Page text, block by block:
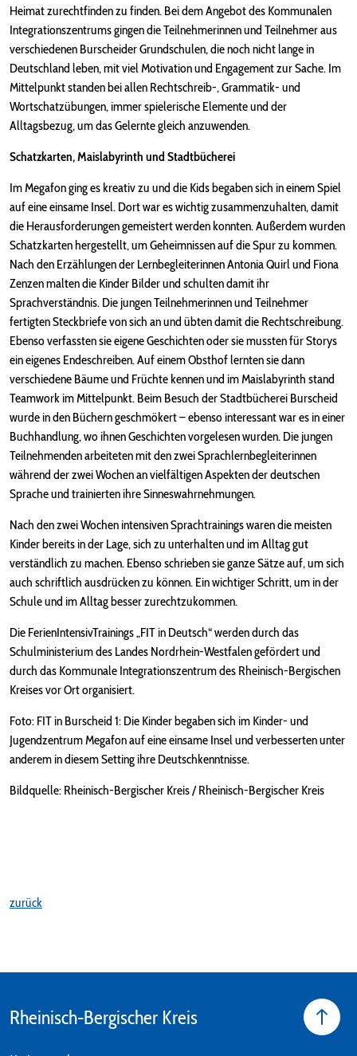
Heimat zurechtfinden zu finden. Bei dem Angebot des Kommunalen
Integrationszentrums gingen die Teilnehmerinnen und Teilnehmer aus
verschiedenen Burscheider Grundschulen, die noch nicht lange in
Deutschland leben, mit viel Motivation und Engagement zur Sache. Im
Mittelpunkt standen bei allen Rechtschreib-, Grammatik- und
Wortschatzübungen, immer spielerische Elemente und der
Alltagsbezug, um das Gelernte gleich anzuwenden.
Schatzkarten, Maislabyrinth und Stadtbücherei
Im Megafon ging es kreativ zu und die Kids begaben sich in einem Spiel
auf eine einsame Insel. Dort war es wichtig zusammenzuhalten, damit
die Herausforderungen gemeistert werden konnten. Außerdem wurden
Schatzkarten hergestellt, um Geheimnissen auf die Spur zu kommen.
Nach den Erzählungen der Lernbegleiterinnen Antonia Quirl und Fiona
Zenzen malten die Kinder Bilder und schulten damit ihr
Sprachverständnis. Die jungen Teilnehmerinnen und Teilnehmer
fertigten Steckbriefe von sich an und übten damit die Rechtschreibung.
Ebenso verfassten sie eigene Geschichten oder sie mussten für Storys
ein eigenes Endeschreiben. Auf einem Obsthof lernten sie dann
verschiedene Bäume und Früchte kennen und im Maislabyrinth stand
Teamwork im Mittelpunkt. Beim Besuch der Stadtbücherei Burscheid
wurde in den Büchern geschmökert – ebenso interessant war es in einer
Buchhandlung, wo ihnen Geschichten vorgelesen wurden. Die jungen
Teilnehmenden arbeiteten mit den zwei Sprachlernbegleiterinnen
während der zwei Wochen an vielfältigen Aspekten der deutschen
Sprache und trainierten ihre Sinneswahrnehmungen.
Nach den zwei Wochen intensiven Sprachtrainings waren die meisten
Kinder bereits in der Lage, sich zu unterhalten und im Alltag gut
verständlich zu machen. Ebenso schrieben sie ganze Sätze auf, um sich
auch schriftlich ausdrücken zu können. Ein wichtiger Schritt, um in der
Schule und im Alltag besser zurechtzukommen.
Die FerienIntensivTrainings „FIT in Deutsch“ werden durch das
Schulministerium des Landes Nordrhein-Westfalen gefördert und
durch das Kommunale Integrationszentrum des Rheinisch-Bergischen
Kreises vor Ort organisiert.
Foto: FIT in Burscheid 1: Die Kinder begaben sich im Kinder- und
Jugendzentrum Megafon auf eine einsame Insel und verbesserten unter
anderem in diesem Setting ihre Deutschkenntnisse.
Bildquelle: Rheinisch-Bergischer Kreis / Rheinisch-Bergischer Kreis
zurück
Rheinisch-Bergischer Kreis